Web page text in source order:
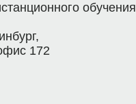
обучения
172